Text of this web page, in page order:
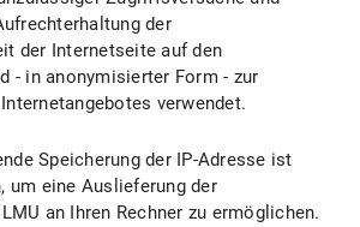
der
der Internetseite auf den
- in anonymisierter Form - zur
verwendet.
Speicherung der IP-Adresse ist
um eine Auslieferung der
an Ihren Rechner zu ermöglichen.